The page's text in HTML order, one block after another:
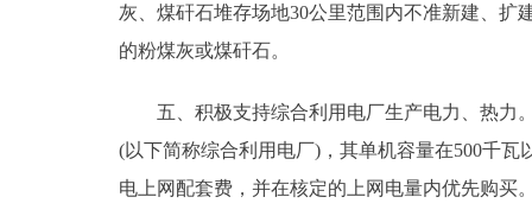
灰、煤矸石堆存场地30公里范围内不准新建、
的粉煤灰或煤矸石。
五、积极支持综合利用电厂生产电力、热力。
(以下简称综合利用电厂)，其单机容量在500千
电上网配套费，并在核定的上网电量内优先购买